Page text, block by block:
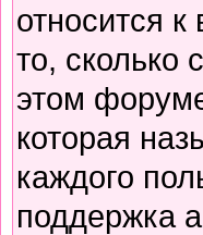
относится
то, сколько
этом
которая
каждого
поддержка